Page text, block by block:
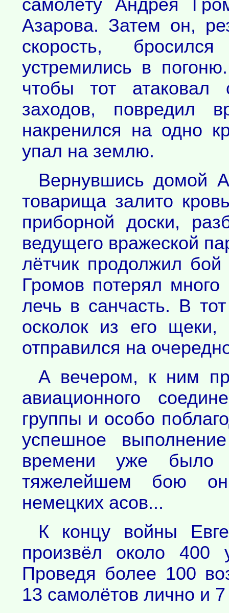
самолёту Андрея
Азарова. Затем он,
скорость,
устремились в
чтобы тот
заходов, повредил
накренился на одно
упал на землю.
Вернувшись домой
товарища залито
приборной доски,
ведущего вражеской
лётчик продолжил
Громов потерял много
лечь в санчасть. В
осколок из его щеки,
отправился на
А вечером, к ним
авиационного
группы и особо
успешное
времени уже было
тяжелейшем бою
немецких асов...
К концу войны
произвёл около 400
Проведя более 100
13 самолётов лично и